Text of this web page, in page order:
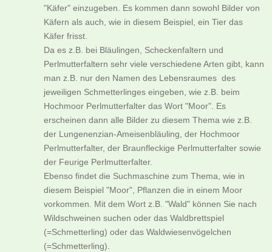
"Käfer" einzugeben. Es kommen dann sowohl Bilder von
Käfern als auch, wie in diesem Beispiel, ein Tier das
Käfer frisst.
Da es z.B. bei Bläulingen, Scheckenfaltern und
Perlmutterfaltern sehr viele verschiedene Arten gibt, kann
man z.B. nur den Namen des Lebensraumes des
jeweiligen Schmetterlinges eingeben, wie z.B. beim
Hochmoor Perlmutterfalter das Wort "Moor". Es
erscheinen dann alle Bilder zu diesem Thema wie z.B.
der Lungenenzian-Ameisenbläuling, der Hochmoor
Perlmutterfalter, der Braunfleckige Perlmutterfalter sowie
der Feurige Perlmutterfalter.
Ebenso findet die Suchmaschine zum Thema, wie in
diesem Beispiel "Moor", Pflanzen die in einem Moor
vorkommen. Mit dem Wort z.B. "Wald" können Sie nach
Wildschweinen suchen oder das Waldbrettspiel
(=Schmetterling) oder das Waldwiesenvögelchen
(=Schmetterling).